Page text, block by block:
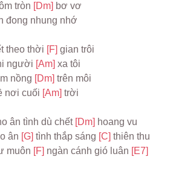
tròn [Dm] bơ vơ
đong nhung nhớ
theo thời [F] gian trôi
người [Am] xa tôi
nồng [Dm] trên môi
nơi cuối [Am] trời
ân tình dù chết [Dm] hoang vu
ân [G] tình thắp sáng [C] thiên thu
muôn [F] ngàn cánh gió luân